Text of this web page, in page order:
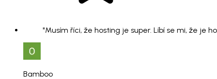
"Musím říci, že hosting je super. Líbí se mi, že je
Bamboo